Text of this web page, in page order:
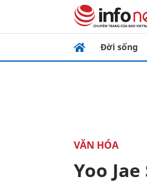
Đời sống
VĂN HÓA
Yoo